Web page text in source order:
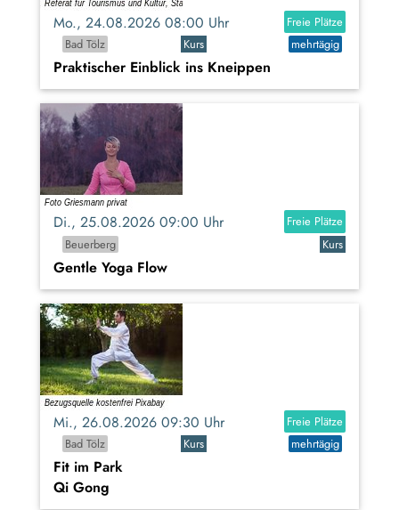
Mo., 24.08.2026 08:00 Uhr
Freie Plätze
Bad Tölz
Kurs mehrtägig
Praktischer Einblick ins Kneippen
Di., 25.08.2026 09:00 Uhr
Freie Plätze
Beuerberg
Kurs
Gentle Yoga Flow
Mi., 26.08.2026 09:30 Uhr
Freie Plätze
Bad Tölz
Kurs mehrtägig
Fit im Park
Qi Gong